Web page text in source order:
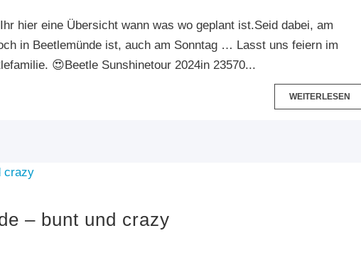
hier eine Übersicht wann was wo geplant ist.Seid dabei, am
in Beetlemünde ist, auch am Sonntag … Lasst uns feiern im
😍Beetle Sunshinetour 2024in 23570...
WEITERLESEN
– bunt und crazy